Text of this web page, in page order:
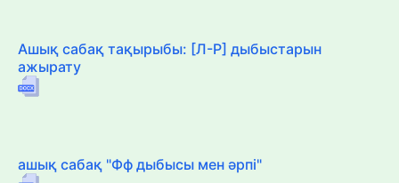
Ашық сабақ тақырыбы: [Л-Р] дыбыстарын
ажырату
ашық сабақ "Фф дыбысы мен әрпі"